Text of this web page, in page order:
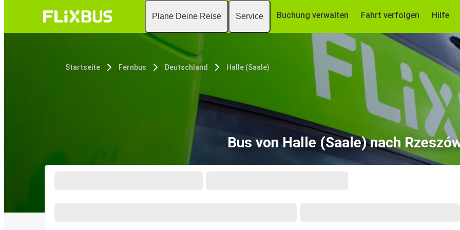
Plane Deine Reise Service Buchung verwalten Fahrt verfolgen Hilfe
Startseite Fernbus Deutschland Halle (Saale)
Bus von Halle (Saale) nach